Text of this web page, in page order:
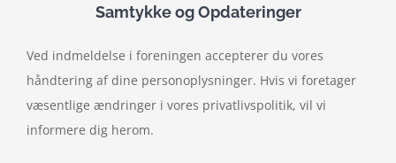
Samtykke og Opdateringer
Ved indmeldelse i foreningen accepterer du vores
håndtering af dine personoplysninger. Hvis vi foretager
væsentlige ændringer i vores privatlivspolitik, vil vi
informere dig herom.